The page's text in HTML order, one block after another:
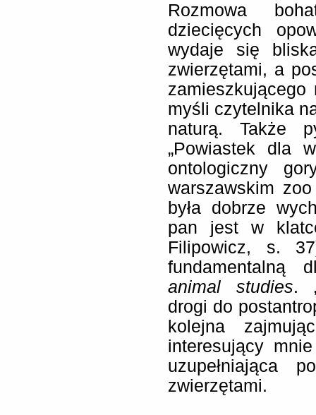
Rozmowa
dziecięcych
wydaje się
zwierzętami, a
zamieszkującego
myśli czytelnika
naturą. Także
„Powiastek dla
ontologiczny
warszawskim
była dobrze
pan jest w
Filipowicz, s.
fundamentalną
animal studies.
drogi do
kolejna
interesujący
uzupełniająca
zwierzętami.